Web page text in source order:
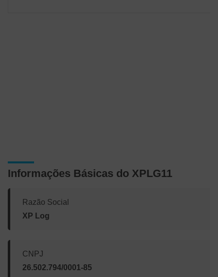
Informações Básicas do XPLG11
Razão Social
XP Log
CNPJ
26.502.794/0001-85